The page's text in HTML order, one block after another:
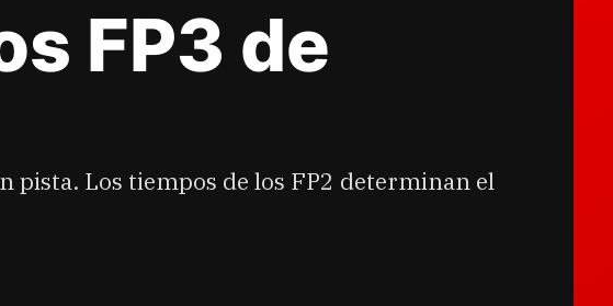
FP3 de
pista. Los tiempos de los FP2 determinan el